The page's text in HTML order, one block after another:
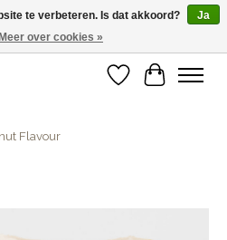
pick-up
Verlanglijst
Flavour
te verbeteren. Is dat akkoord?
Ja
Meer over cookies »